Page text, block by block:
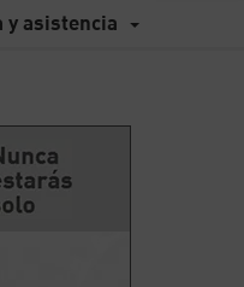
y asistencia